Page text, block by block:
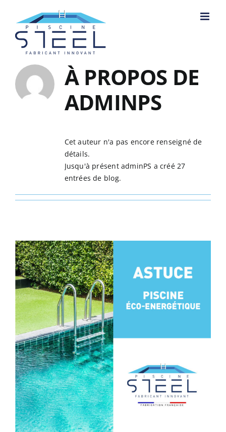
contenu
À PROPOS DE
ADMINPS
Cet auteur n'a pas encore renseigné de
détails.
Jusqu'à présent adminPS a créé 27
entrées de blog.